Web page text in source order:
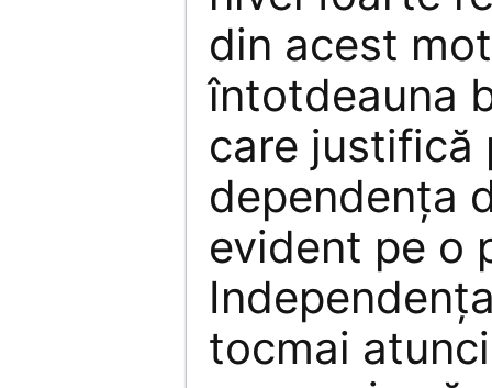
din acest
întotdeauna
care justifică
dependenţa
evident pe o
tocmai